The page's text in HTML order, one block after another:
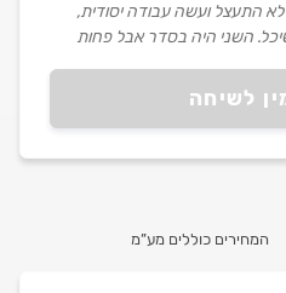
לשיחה
לא התעצל ועשה עבודה יסודית,
השני היה בסדר אבל פחות
המחירים כוללים מע”מ